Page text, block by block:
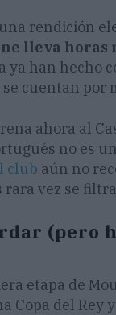
rendición
lleva horas
han hecho
cuentan por
ahora al
no es
club aún no
rara vez se
(pero
etapa de
Copa del Rey